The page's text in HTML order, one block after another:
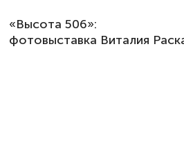
«Высота 506»:
фотовыставка Виталия